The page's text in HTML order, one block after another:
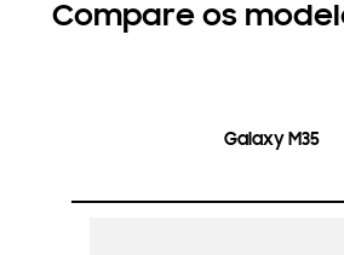
Compare os
Galaxy M35